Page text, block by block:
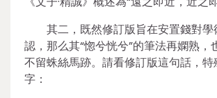
其二，既然修訂版旨在安置錢對
認，那么其“惚兮恍兮”的筆法再嫻熟，
不留蛛絲馬跡。請看修訂版這句話，
字：